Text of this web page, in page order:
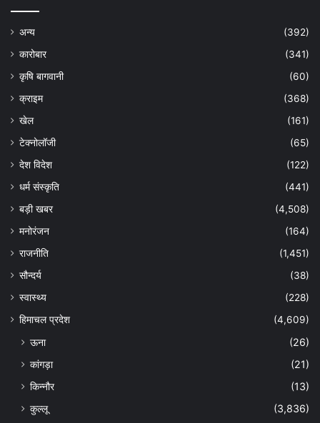
अन्य
(392)
कारोबार
(341)
कृषि बागवानी
(60)
क्राइम
(368)
खेल
(161)
टेक्नोलॉजी
(65)
देश विदेश
(122)
धर्म संस्कृति
(441)
बड़ी खबर
(4,508)
मनोरंजन
(164)
राजनीति
(1,451)
सौन्दर्य
(38)
स्वास्थ्य
(228)
हिमाचल प्रदेश
(4,609)
ऊना
(26)
कांगड़ा
(21)
किन्नौर
(13)
कुल्लू
(3,836)